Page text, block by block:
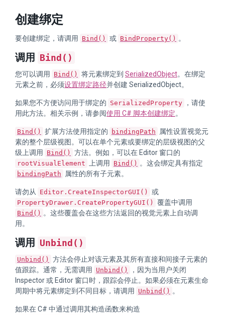
创建绑定
要创建绑定，请调用 Bind() 或 BindProperty() 。
调用 Bind()
您可以调用 Bind() 将元素绑定到 SerializedObject。在绑定
元素之前，必须设置绑定路径并创建 SerializedObject。
如果您不方便访问用于绑定的 SerializedProperty
，请使
用此方法。相关示例，请参阅使用 C# 脚本创建绑定。
Bind() 扩展方法使用指定的 bindingPath
属性设置视觉元
素的整个层级视图。可以在单个元素或要绑定的层级视图的父
级上调用
Bind() 方法。例如，可以在 Editor 窗口的
rootVisualElement 上调用 Bind() 。这会绑定具有指定
bindingPath 属性的所有子元素。
请勿从 Editor.CreateInspectorGUI() 或
PropertyDrawer.CreatePropertyGUI() 覆盖中调用
Bind() 。这些覆盖会在这些方法返回的视觉元素上自动调
用。
调用 Unbind()
Unbind()
方法会停止对该元素及其所有直接和间接子元素的
值跟踪。通常，无需调用
Unbind()
，因为当用户关闭
Inspector 或 Editor 窗口时，跟踪会停止。如果必须在元素生命
周期中将元素绑定到不同目标，请调用
Unbind() 。
如果在 C# 中通过调用其构造函数来构造